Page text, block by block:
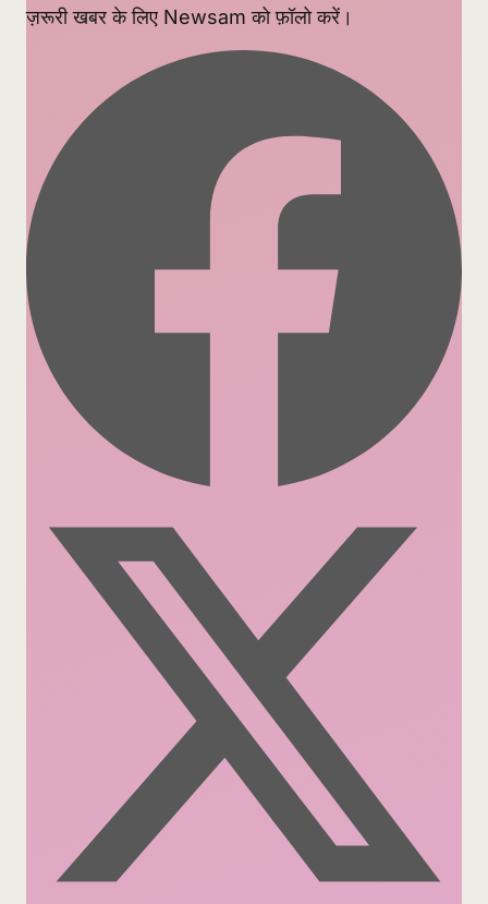
ज़रूरी खबर के लिए Newsam को फ़ॉलो करें।